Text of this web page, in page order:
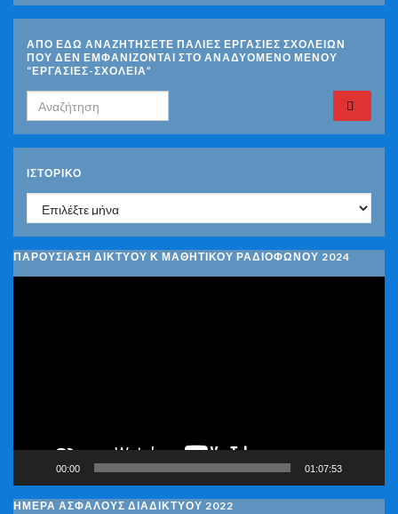
ΑΠΟ ΕΔΩ ΑΝΑΖΗΤΗΣΕΤΕ ΠΑΛΙΕΣ ΕΡΓΑΣΙΕΣ ΣΧΟΛΕΙΩΝ
ΠΟΥ ΔΕΝ ΕΜΦΑΝΙΖΟΝΤΑΙ ΣΤΟ ΑΝΑΔΥΟΜΕΝΟ ΜΕΝΟΥ
“ΕΡΓΑΣΙΕΣ-ΣΧΟΛΕΙΑ”
Search for:
ΙΣΤΟΡΙΚΌ
Ιστορικό
ΠΑΡΟΥΣΙΑΣΗ ΔΙΚΤΥΟΥ Κ ΜΑΘΗΤΙΚΟΥ ΡΑΔΙΟΦΩΝΟΥ 2024
00:00 01:07:53
ΗΜΕΡΑ ΑΣΦΑΛΟΥΣ ΔΙΑΔΙΚΤΥΟΥ 2022